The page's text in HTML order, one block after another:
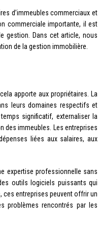
d’immeubles commerciaux et
commerciale importante, il est
gestion. Dans cet article, nous
de la gestion immobilière.
apporte aux propriétaires. La
leurs domaines respectifs et
significatif, externaliser la
des immeubles. Les entreprises
liées aux salaires, aux
expertise professionnelle sans
outils logiciels puissants qui
ces entreprises peuvent offrir un
problèmes rencontrés par les